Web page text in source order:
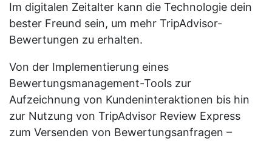
Im digitalen Zeitalter kann die Technologie dein
bester Freund sein, um mehr TripAdvisor-
Bewertungen zu erhalten.
Von der Implementierung eines
Bewertungsmanagement-Tools zur
Aufzeichnung von Kundeninteraktionen bis hin
zur Nutzung von TripAdvisor Review Express
zum Versenden von Bewertungsanfragen –